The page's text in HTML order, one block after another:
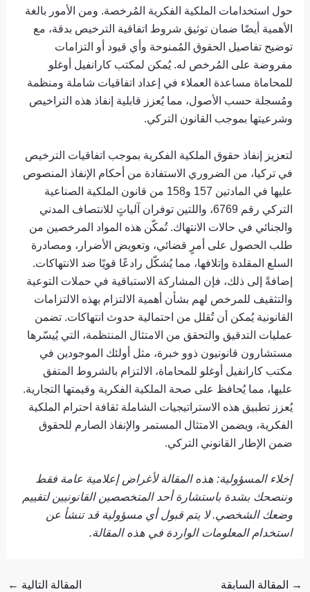
حول استخدامات الملكية الفكرية المُرخصة. ومن الأمور بالغة
الأهمية أيضًا ضمان توثيق شروط اتفاقية الترخيص بدقة، مع
توضيح تفاصيل الحقوق المُمنوحة وأي قيود أو التزامات
مفروضة على المُرخص له. يُمكن لمكتب كارانفيل أوغلو
للمحاماة مساعدة العملاء في إعداد اتفاقيات شاملة ومنظمة
ومُسجلة حسب الأصول، مما يُعزز قابلية إنفاذ هذه التراخيص
وشرعيتها بموجب القانون التركي.
لتعزيز إنفاذ حقوق الملكية الفكرية بموجب اتفاقيات الترخيص
في تركيا، من الضروري الاستفادة من أحكام الإنفاذ المنصوص
عليها في المادتين 157 و158 من قانون الملكية الصناعية
التركي رقم 6769، واللتين توفران آلياتٍ للانتصاف المدني
والجنائي في حالات الانتهاك. تُمكّن هذه المواد المرخصين من
طلب الحصول على أمرٍ قضائي، وتعويض الأضرار، ومصادرة
السلع المقلدة وإتلافها، مما يُشكّل رادعًا قويًا ضد الانتهاكات.
إضافةً إلى ذلك، فإن المشاركة الاستباقية في حملات التوعية
والتثقيف للمرخص لهم بشأن أهمية الالتزام بهذه الالتزامات
القانونية يُمكن أن تُقلل من احتمالية حدوث انتهاكات. تضمن
عمليات التدقيق والتحقق من الامتثال المنتظمة، التي يُيسّرها
مستشارون قانونيون ذوو خبرة، مثل أولئك الموجودين في
مكتب كارانفيل أوغلو للمحاماة، الالتزام بالشروط المتفق
عليها، مما يُحافظ على صحة الملكية الفكرية وقيمتها التجارية.
يُعزز تطبيق هذه الاستراتيجيات الشاملة ثقافة احترام الملكية
الفكرية، ويضمن الامتثال المستمر والإنفاذ الصارم للحقوق
ضمن الإطار القانوني التركي.
إخلاء المسؤولية: هذه المقالة لأغراض إعلامية عامة فقط
وننصحك بشدة باستشارة أحد المتخصصين القانونيين لتقييم
وضعك الشخصي. لا يتم قبول أي مسؤولية قد تنشأ عن
استخدام المعلومات الواردة في هذه المقالة.
→ المقالة السابقة المقالة التالية ←